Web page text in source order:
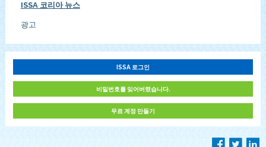
ISSA 코리아 뉴스
광고
ISSA 로그인
비밀번호를 잊어버렸습니다.
무료 계정 만들기